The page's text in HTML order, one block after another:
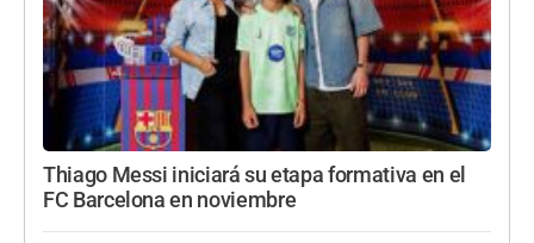
Thiago Messi iniciará su etapa formativa en el
FC Barcelona en noviembre